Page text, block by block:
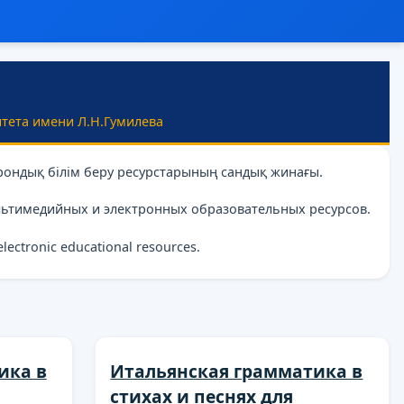
имени Л.Н.Гумилева
білім беру ресурстарының сандық жинағы.
и электронных образовательных ресурсов.
educational resources.
в
Итальянская грамматика в
стихах и песнях для